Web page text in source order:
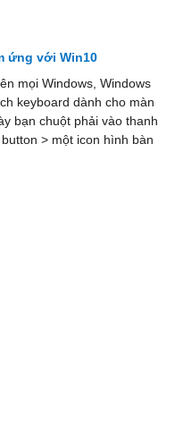
ứng với Win10
mọi Windows, Windows
keyboard dành cho màn
bạn chuột phải vào thanh
> một icon hình bàn